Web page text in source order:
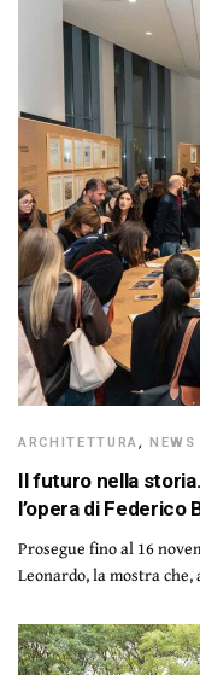
ARCHITETTURA,NEWS
Il futuro nella
l’opera di Federico
Prosegue fino al 16
Leonardo, la mostra che,